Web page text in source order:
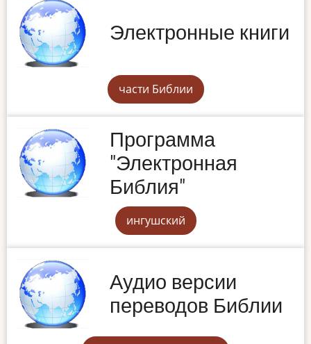
Электронные книги
части Библии
Программа
"Электронная
Библия"
ингушский
Аудио версии
переводов Библии